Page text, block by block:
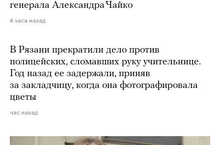
генерала Александра Чайко
4 часа назад
В Рязани прекратили дело против
полицейских, сломавших руку учительнице.
Год назад ее задержали, приняв
за закладчицу, когда она фотографировала
цветы
час назад